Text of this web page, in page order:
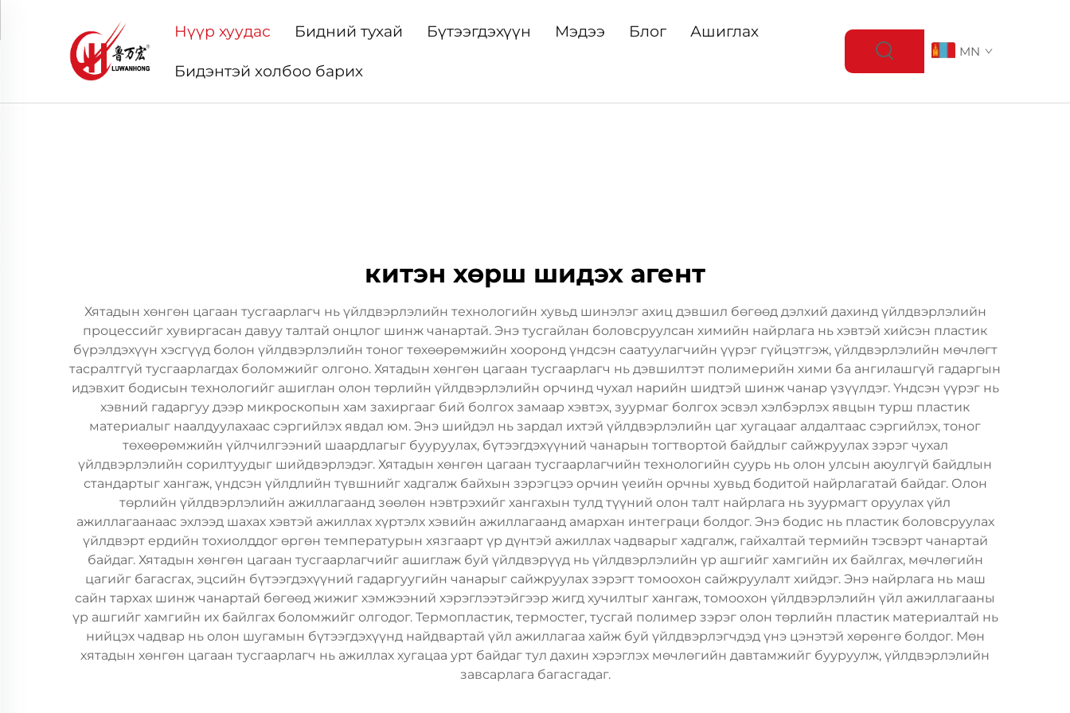
Нүүр хуудас Бидний тухай Бүтээгдэхүүн Мэдээ Блог Ашиглах
Бидэнтэй холбоо барих
MN
китэн хөрш шидэх агент
Хятадын хөнгөн цагаан тусгаарлагч нь үйлдвэрлэлийн технологийн хувьд шинэлэг ахиц дэвшил бөгөөд дэлхий дахинд үйлдвэрлэлийн
процессийг хувиргасан давуу талтай онцлог шинж чанартай. Энэ тусгайлан боловсруулсан химийн найрлага нь хэвтэй хийсэн пластик
бүрэлдэхүүн хэсгүүд болон үйлдвэрлэлийн тоног төхөөрөмжийн хооронд үндсэн саатуулагчийн үүрэг гүйцэтгэж, үйлдвэрлэлийн мөчлөгт
тасралтгүй тусгаарлагдах боломжийг олгоно. Хятадын хөнгөн цагаан тусгаарлагч нь дэвшилтэт полимерийн хими ба ангилашгүй гадаргын
идэвхит бодисын технологийг ашиглан олон төрлийн үйлдвэрлэлийн орчинд чухал нарийн шидтэй шинж чанар үзүүлдэг. Үндсэн үүрэг нь
хэвний гадаргуу дээр микроскопын хам захиргааг бий болгох замаар хэвтэх, зуурмаг болгох эсвэл хэлбэрлэх явцын турш пластик
материалыг наалдуулахаас сэргийлэх явдал юм. Энэ шийдэл нь зардал ихтэй үйлдвэрлэлийн цаг хугацааг алдалтаас сэргийлэх, тоног
төхөөрөмжийн үйлчилгээний шаардлагыг бууруулах, бүтээгдэхүүний чанарын тогтвортой байдлыг сайжруулах зэрэг чухал
үйлдвэрлэлийн сорилтуудыг шийдвэрлэдэг. Хятадын хөнгөн цагаан тусгаарлагчийн технологийн суурь нь олон улсын аюулгүй байдлын
стандартыг хангаж, үндсэн үйлдлийн түвшнийг хадгалж байхын зэрэгцээ орчин үеийн орчны хувьд бодитой найрлагатай байдаг. Олон
төрлийн үйлдвэрлэлийн ажиллагаанд зөөлөн нэвтрэхийг хангахын тулд түүний олон талт найрлага нь зуурмагт оруулах үйл
ажиллагаанаас эхлээд шахах хэвтэй ажиллах хүртэлх хэвийн ажиллагаанд амархан интеграци болдог. Энэ бодис нь пластик боловсруулах
үйлдвэрт ердийн тохиолддог өргөн температурын хязгаарт үр дүнтэй ажиллах чадварыг хадгалж, гайхалтай термийн тэсвэрт чанартай
байдаг. Хятадын хөнгөн цагаан тусгаарлагчийг ашиглаж буй үйлдвэрүүд нь үйлдвэрлэлийн үр ашгийг хамгийн их байлгах, мөчлөгийн
цагийг багасгах, эцсийн бүтээгдэхүүний гадаргуугийн чанарыг сайжруулах зэрэгт томоохон сайжруулалт хийдэг. Энэ найрлага нь маш
сайн тархах шинж чанартай бөгөөд жижиг хэмжээний хэрэглээтэйгээр жигд хучилтыг хангаж, томоохон үйлдвэрлэлийн үйл ажиллагааны
үр ашгийг хамгийн их байлгах боломжийг олгодог. Термопластик, термостег, тусгай полимер зэрэг олон төрлийн пластик материалтай нь
нийцэх чадвар нь олон шугамын бүтээгдэхүүнд найдвартай үйл ажиллагаа хайж буй үйлдвэрлэгчдэд үнэ цэнэтэй хөрөнгө болдог. Мөн
хятадын хөнгөн цагаан тусгаарлагч нь ажиллах хугацаа урт байдаг тул дахин хэрэглэх мөчлөгийн давтамжийг бууруулж, үйлдвэрлэлийн
завсарлага багасгадаг.